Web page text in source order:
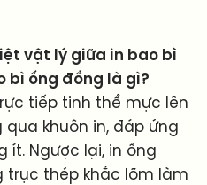
vật lý giữa in bao bì
bì ống đồng là gì?
tiếp tinh thể mực lên
khuôn in, đáp ứng
ít. Ngược lại, in ống
trục thép khắc lõm làm